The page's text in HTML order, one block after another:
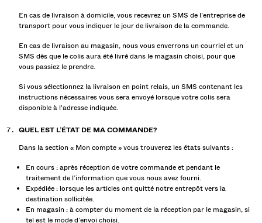
En cas de livraison à domicile, vous recevrez un SMS de l’entreprise de
transport pour vous indiquer le jour de livraison de la commande.
En cas de livraison au magasin, nous vous enverrons un courriel et un
SMS dès que le colis aura été livré dans le magasin choisi, pour que
vous passiez le prendre.
Si vous sélectionnez la livraison en point relais, un SMS contenant les
instructions nécessaires vous sera envoyé lorsque votre colis sera
disponible à l'adresse indiquée.
QUEL EST L’ÉTAT DE MA COMMANDE?
Dans la section « Mon compte » vous trouverez les états suivants :
En cours : après réception de votre commande et pendant le
traitement de l’information que vous nous avez fourni.
Expédiée : lorsque les articles ont quitté notre entrepôt vers la
destination sollicitée.
En magasin : à compter du moment de la réception par le magasin, si
tel est le mode d’envoi choisi.